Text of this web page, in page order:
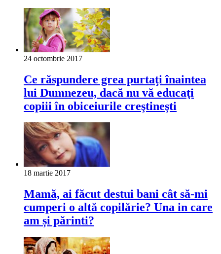
24 octombrie 2017
Ce răspundere grea purtaţi înaintea
lui Dumnezeu, dacă nu vă educaţi
copiii în obiceiurile creştineşti
18 martie 2017
Mamă, ai făcut destui bani cât să-mi
cumperi o altă copilărie? Una in care
am și părinti?